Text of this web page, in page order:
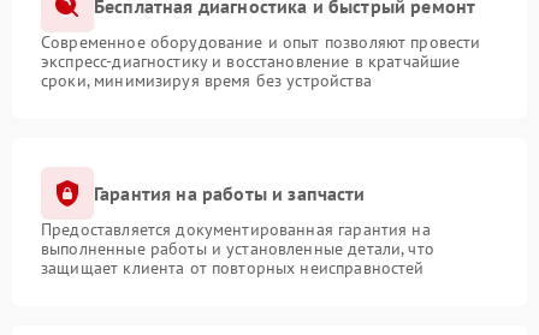
Бесплатная диагностика и быстрый ремонт
Современное оборудование и опыт позволяют провести
экспресс-диагностику и восстановление в кратчайшие
сроки, минимизируя время без устройства
Гарантия на работы и запчасти
Предоставляется документированная гарантия на
выполненные работы и установленные детали, что
защищает клиента от повторных неисправностей